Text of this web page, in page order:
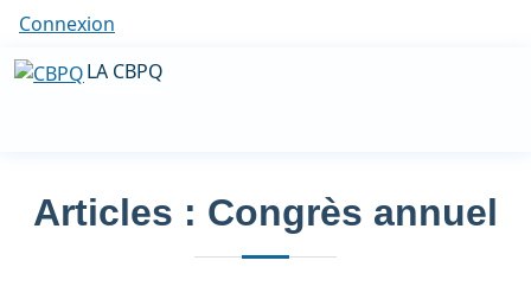
Connexion
LA CBPQ
Articles : Congrès annuel